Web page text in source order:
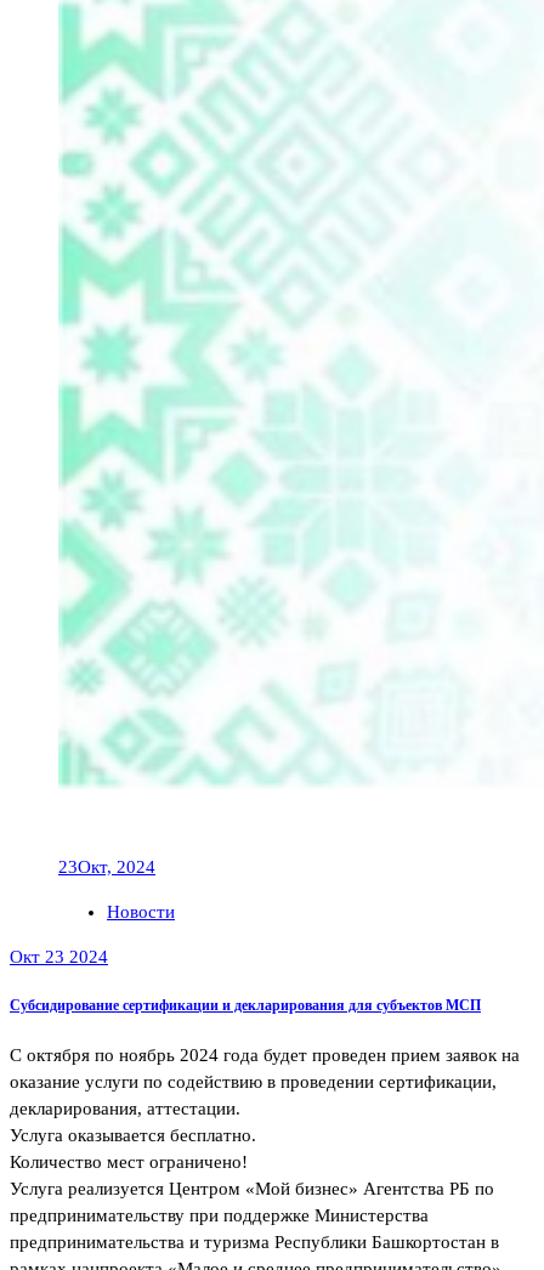
23Окт, 2024
Новости
Окт 23 2024
Субсидирование сертификации и декларирования для субъектов МСП
С октября по ноябрь 2024 года будет проведен прием заявок на
оказание услуги по содействию в проведении сертификации,
декларирования, аттестации.
Услуга оказывается бесплатно.
Количество мест ограничено!
Услуга реализуется Центром «Мой бизнес» Агентства РБ по
предпринимательству при поддержке Министерства
предпринимательства и туризма Республики Башкортостан в